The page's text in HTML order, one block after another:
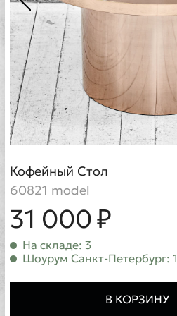
Кофейный Стол
60821 model
31 000 ₽
На складе: 3
Шоурум Санкт-Петербург: 1
В КОРЗИНУ